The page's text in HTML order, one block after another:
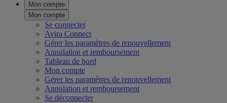
Mon compte
Mon compte
Se connecter
Avira Connect
Gérer les paramètres de renouvellement
Annulation et remboursement
Tableau de bord
Mon compte
Gérer les paramètres de renouvellement
Annulation et remboursement
Se déconnecter